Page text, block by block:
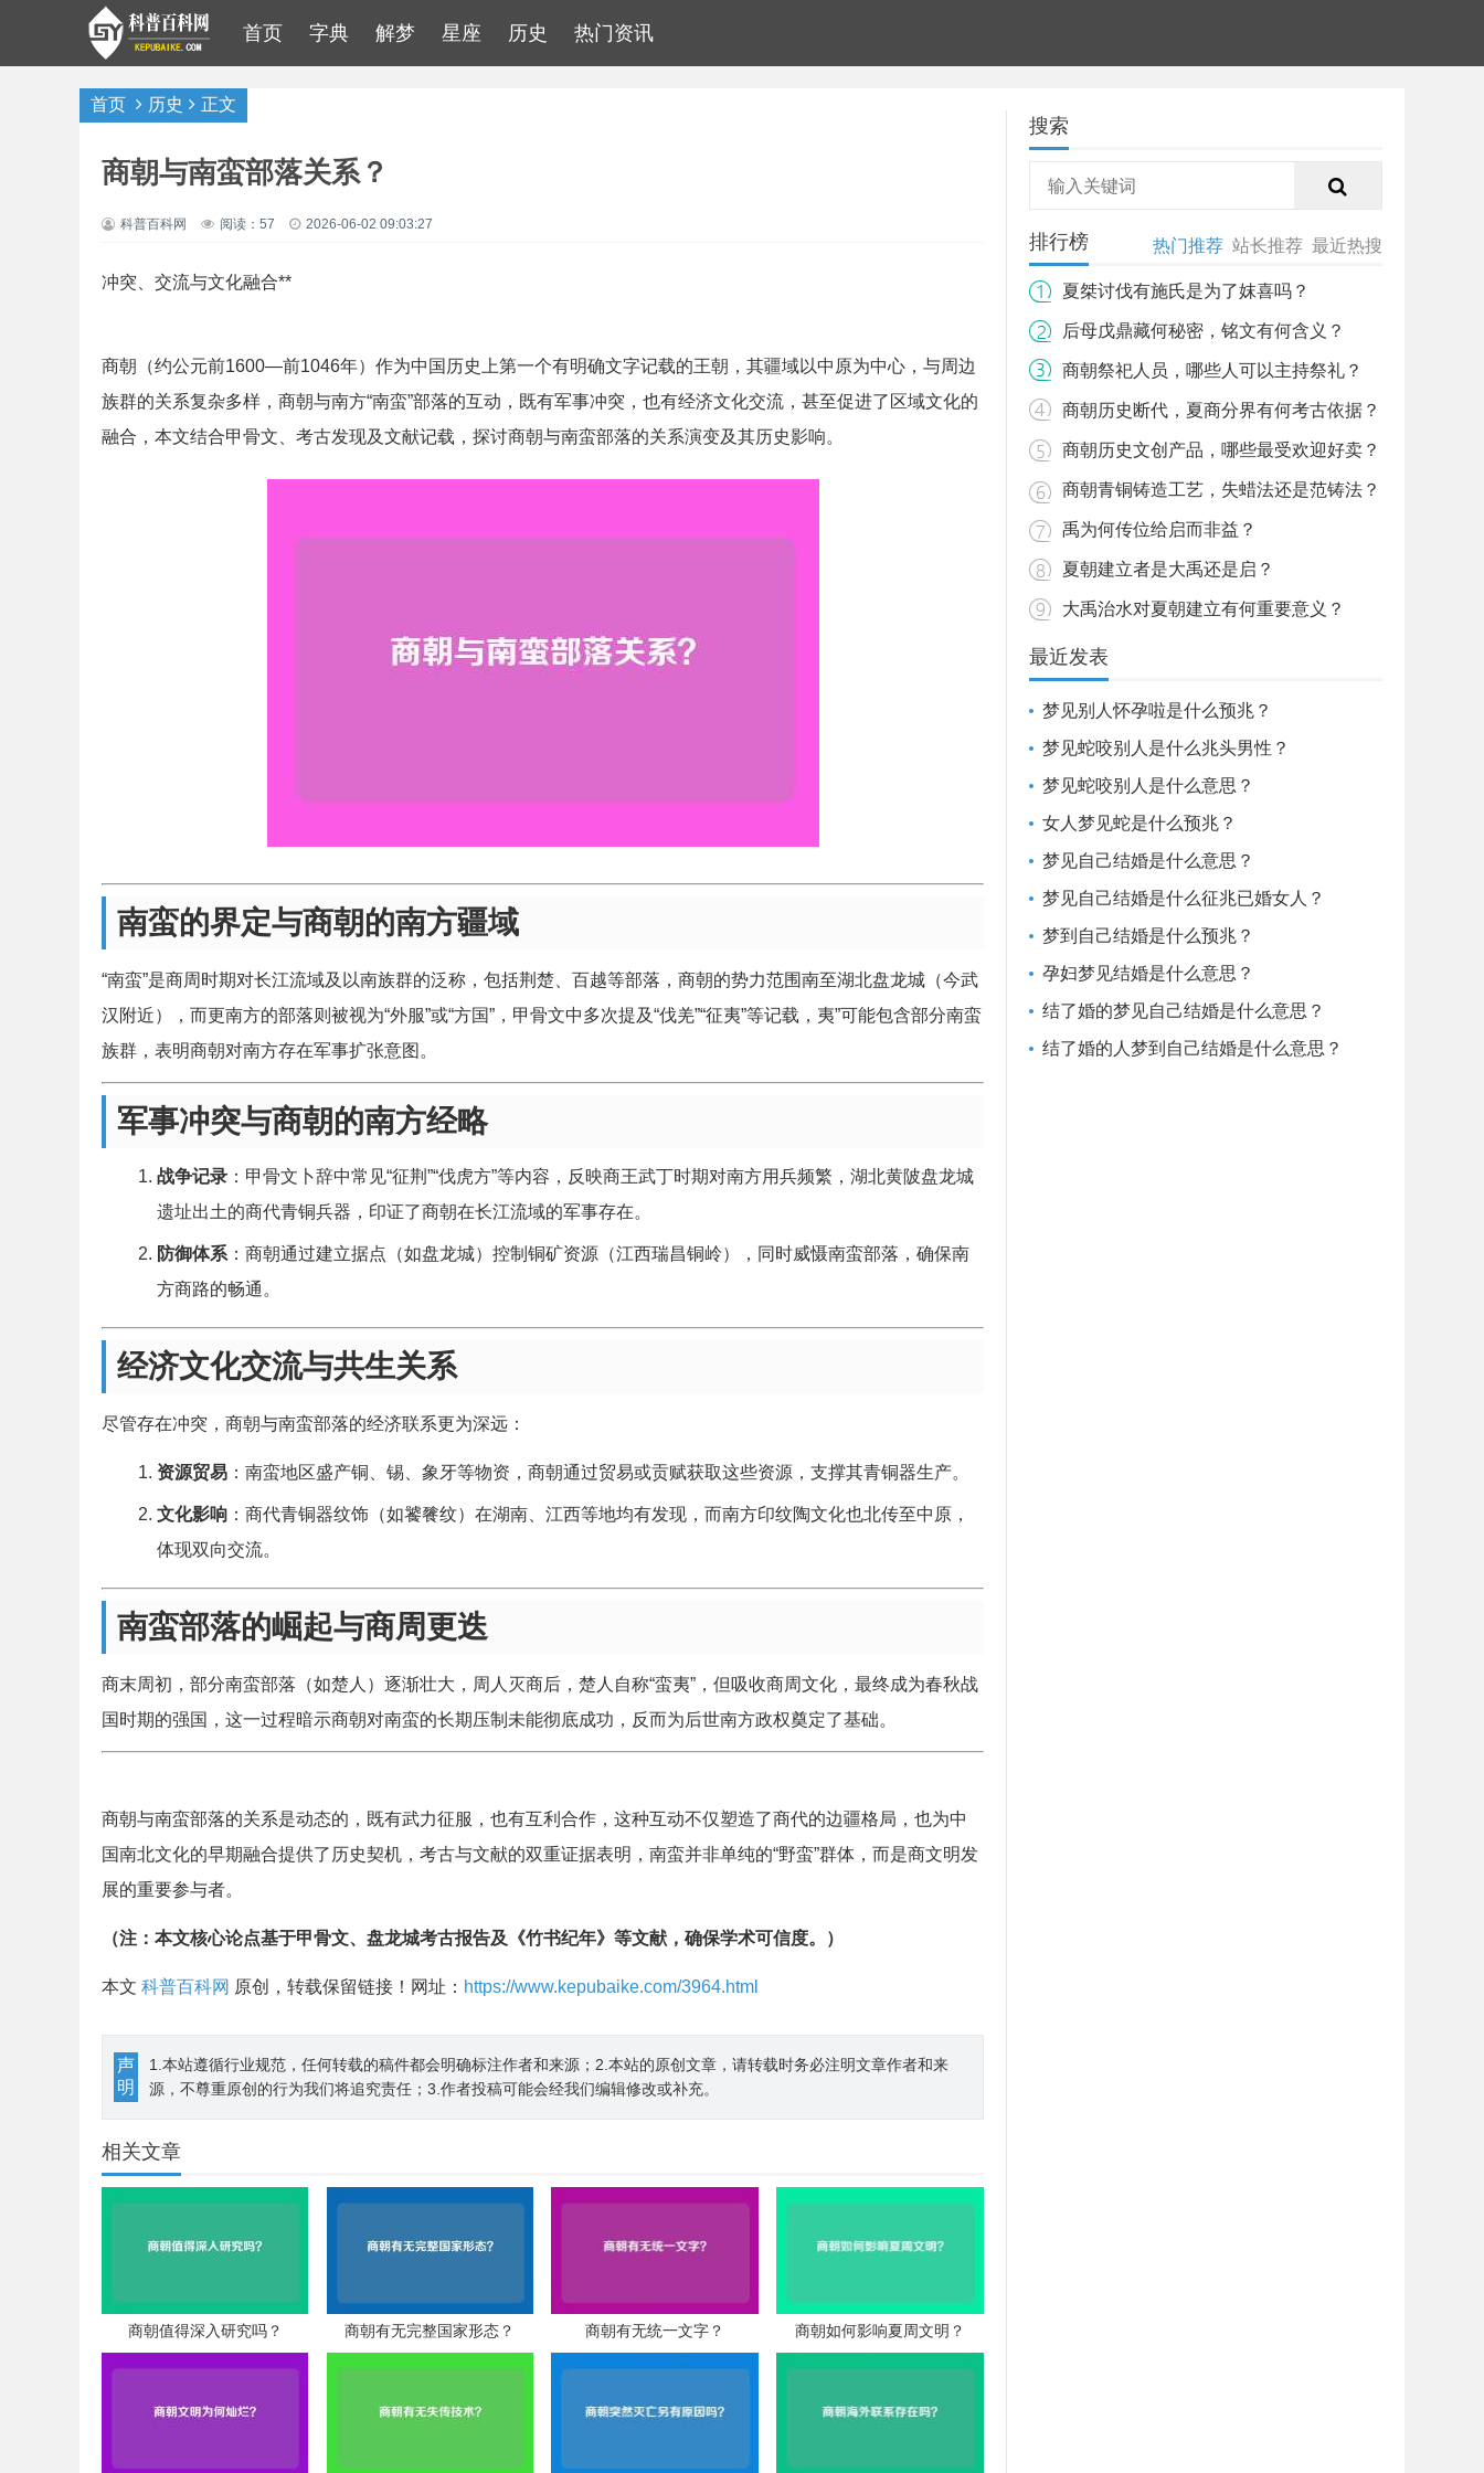
首页 字典 解梦 星座 历史 热门资讯
首页 历史 正文
商朝与南蛮部落关系？
科普百科网 阅读：57 2026-06-02 09:03:27
冲突、交流与文化融合**
商朝（约公元前1600—前1046年）作为中国历史上第一个有明确文字记载的王朝，其疆域以中原为中心，与周边
族群的关系复杂多样，商朝与南方“南蛮”部落的互动，既有军事冲突，也有经济文化交流，甚至促进了区域文化的
融合，本文结合甲骨文、考古发现及文献记载，探讨商朝与南蛮部落的关系演变及其历史影响。
南蛮的界定与商朝的南方疆域
“南蛮”是商周时期对长江流域及以南族群的泛称，包括荆楚、百越等部落，商朝的势力范围南至湖北盘龙城（今武
汉附近），而更南方的部落则被视为“外服”或“方国”，甲骨文中多次提及“伐羌”“征夷”等记载，夷”可能包含部分南蛮
族群，表明商朝对南方存在军事扩张意图。
军事冲突与商朝的南方经略
战争记录 ：甲骨文卜辞中常见“征荆”“伐虎方”等内容，反映商王武丁时期对南方用兵频繁，湖北黄陂盘龙城
遗址出土的商代青铜兵器，印证了商朝在长江流域的军事存在。
防御体系 ：商朝通过建立据点（如盘龙城）控制铜矿资源（江西瑞昌铜岭），同时威慑南蛮部落，确保南
方商路的畅通。
经济文化交流与共生关系
尽管存在冲突，商朝与南蛮部落的经济联系更为深远：
资源贸易 ：南蛮地区盛产铜、锡、象牙等物资，商朝通过贸易或贡赋获取这些资源，支撑其青铜器生产。
文化影响 ：商代青铜器纹饰（如饕餮纹）在湖南、江西等地均有发现，而南方印纹陶文化也北传至中原，
体现双向交流。
南蛮部落的崛起与商周更迭
商末周初，部分南蛮部落（如楚人）逐渐壮大，周人灭商后，楚人自称“蛮夷”，但吸收商周文化，最终成为春秋战
国时期的强国，这一过程暗示商朝对南蛮的长期压制未能彻底成功，反而为后世南方政权奠定了基础。
商朝与南蛮部落的关系是动态的，既有武力征服，也有互利合作，这种互动不仅塑造了商代的边疆格局，也为中
国南北文化的早期融合提供了历史契机，考古与文献的双重证据表明，南蛮并非单纯的“野蛮”群体，而是商文明发
展的重要参与者。
（注：本文核心论点基于甲骨文、盘龙城考古报告及《竹书纪年》等文献，确保学术可信度。）
本文 科普百科网 原创，转载保留链接！网址： https://www.kepubaike.com/3964.html
声
明
1.本站遵循行业规范，任何转载的稿件都会明确标注作者和来源；2.本站的原创文章，请转载时务必注明文章作者和来
源，不尊重原创的行为我们将追究责任；3.作者投稿可能会经我们编辑修改或补充。
相关文章
商朝值得深入研究吗？ 商朝有无完整国家形态？ 商朝有无统一文字？ 商朝如何影响夏周文明？
搜索
排行榜 热门推荐 站长推荐 最近热搜
夏桀讨伐有施氏是为了妺喜吗？
后母戊鼎藏何秘密，铭文有何含义？
商朝祭祀人员，哪些人可以主持祭礼？
商朝历史断代，夏商分界有何考古依据？
商朝历史文创产品，哪些最受欢迎好卖？
商朝青铜铸造工艺，失蜡法还是范铸法？
禹为何传位给启而非益？
夏朝建立者是大禹还是启？
大禹治水对夏朝建立有何重要意义？
最近发表
梦见别人怀孕啦是什么预兆？
梦见蛇咬别人是什么兆头男性？
梦见蛇咬别人是什么意思？
女人梦见蛇是什么预兆？
梦见自己结婚是什么意思？
梦见自己结婚是什么征兆已婚女人？
梦到自己结婚是什么预兆？
孕妇梦见结婚是什么意思？
结了婚的梦见自己结婚是什么意思？
结了婚的人梦到自己结婚是什么意思？